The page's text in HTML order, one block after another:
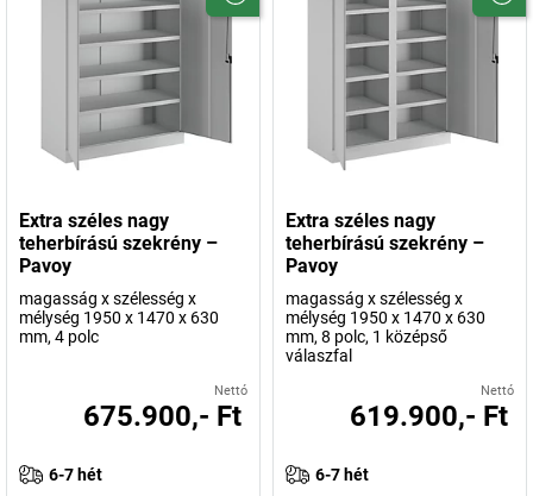
Extra széles nagy
teherbírású szekrény –
Pavoy
magasság x szélesség x
mélység 1950 x 1470 x 630
mm, 4 polc
Nettó
675.900,- Ft
6-7 hét
Extra széles nagy
teherbírású szekrény –
Pavoy
magasság x szélesség x
mélység 1950 x 1470 x 630
mm, 8 polc, 1 középső
válaszfal
Nettó
619.900,- Ft
6-7 hét